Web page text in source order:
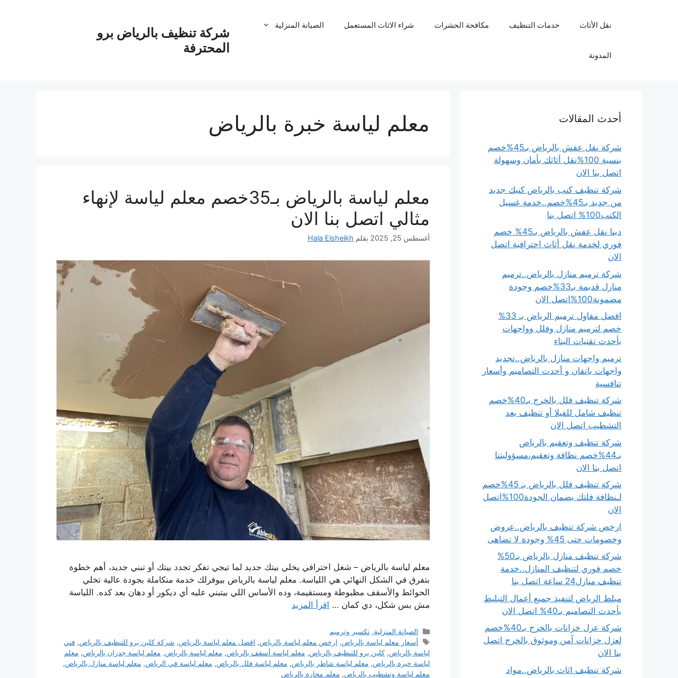
شركة تنظيف بالرياض برو
المحترفة
نقل الأثاث خدمات التنظيف مكافحة الحشرات شراء الاثاث المستعمل الصيانة المنزلية
المدونة
معلم لياسة خبرة بالرياض
معلم لياسة بالرياض بـ35خصم معلم لياسة لإنهاء
مثالي اتصل بنا الان
أغسطس 25, 2025 بقلم Hala Elsheikh
معلم لياسة بالرياض – شغل احترافي يخلي بيتك جديد لما تيجي تفكر تجدد بيتك أو تبني جديد، أهم خطوة
بتفرق في الشكل النهائي هي اللياسة. معلم لياسة بالرياض بيوفرلك خدمة متكاملة بجودة عالية تخلي
الحوائط والأسقف مظبوطة ومستقيمة، وده الأساس اللي بيتبني عليه أي ديكور أو دهان بعد كده. اللياسة
مش بس شكل، دي كمان … اقرأ المزيد
التصنيفات
الصيانة المنزلية,تكسير وترميم
الوسوم
أسعار معلم لياسة بالرياض, ارخص معلم لياسة بالرياض, افضل معلم لياسة بالرياض, شركة كلين برو للتنظيف بالرياض, فني
لياسة بالرياض, كلين برو للتنظيف بالرياض, معلم لياسة أسقف بالرياض, معلم لياسة بالرياض, معلم لياسة جدران بالرياض, معلم
لياسة خبرة بالرياض, معلم لياسة شاطر بالرياض, معلم لياسة فلل بالرياض, معلم لياسة في الرياض, معلم لياسة منازل بالرياض,
معلم لياسة وتشطيب بالرياض, معلم محارة بالرياض
أحدث المقالات
شركة نقل عفش بالرياض بـ45%خصم
بنسبة 100%نقل أثاثك بأمان وسهولة
اتصل بنا الان
شركة تنظيف كنب بالرياض كنبك جديد
من جديد بـ45%خصم..خدمة غسيل
الكنب100% اتصل بنا
دينا نقل عفش بالرياض بـ45% خصم
فوري لخدمة نقل أثاث احترافية اتصل
الان
شركة ترميم منازل بالرياض..ترميم
منازل قديمة بـ33%خصم وجودة
مضمونة100%اتصل الان
افضل مقاول ترميم الرياض بـ 33%
خصم لترميم منازل وفلل وواجهات
بأحدث تقنيات البناء
ترميم واجهات منازل بالرياض..تجديد
واجهات باتقان و أحدث التصاميم وأسعار
تنافسية
شركة تنظيف فلل بالخرج بـ40%خصم
تنظيف شامل للفيلا أو تنظيف بعد
التشطيب اتصل الان
شركة تنظيف وتعقيم بالرياض
بـ44%خصم نظافة وتعقيم،مسؤوليتنا
اتصل بنا الان
شركة تنظيف فلل بالرياض بـ 45%خصم
لـنظافة فلتك بضمان الجودة100%اتصل
الان
ارخص شركة تنظيف بالرياض..عروض
وخصومات حتى 45% وجودة لا تضاهى
شركة تنظيف منازل بالرياض بـ50%
خصم فوري لتنظيف المنازل..خدمة
تنظيف منازل24 ساعة اتصل بنا
مبلط الرياض لتنفيذ جميع أعمال التبليط
بأحدث التصاميم بـ40% اتصل الان
شركة عزل خزانات بالخرج بـ40%خصم
لعزل خزانات آمن وموثوق بالخرج اتصل
بنا الان
شركة تنظيف اثاث بالرياض..مواد